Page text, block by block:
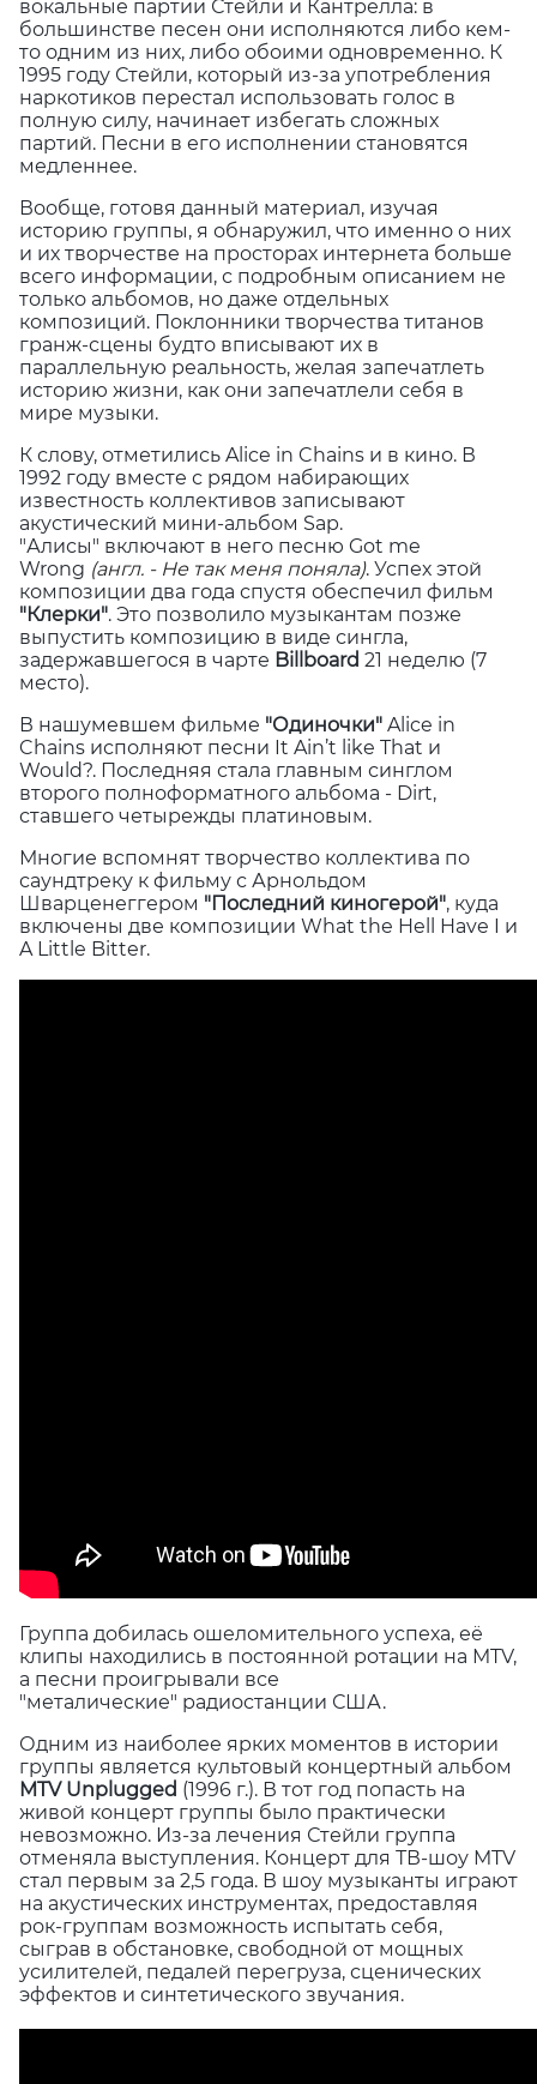
вокальные партии Стейли и Кантрелла: в
большинстве песен они исполняются либо кем-
то одним из них, либо обоими одновременно. К
1995 году Стейли, который из-за употребления
наркотиков перестал использовать голос в
полную силу, начинает избегать сложных
партий. Песни в его исполнении становятся
медленнее.
Вообще, готовя данный материал, изучая
историю группы, я обнаружил, что именно о них
и их творчестве на просторах интернета больше
всего информации, с подробным описанием не
только альбомов, но даже отдельных
композиций. Поклонники творчества титанов
гранж-сцены будто вписывают их в
параллельную реальность, желая запечатлеть
историю жизни, как они запечатлели себя в
мире музыки.
К слову, отметились Alice in Chains и в кино. В
1992 году вместе с рядом набирающих
известность коллективов записывают
акустический мини-альбом Sap.
"Алисы" включают в него песню Got me
Wrong (англ. - Не так меня поняла). Успех этой
композиции два года спустя обеспечил фильм
"Клерки". Это позволило музыкантам позже
выпустить композицию в виде сингла,
задержавшегося в чарте Billboard 21 неделю (7
место).
В нашумевшем фильме "Одиночки" Alice in
Chains исполняют песни It Ain’t like That и
Would?. Последняя стала главным синглом
второго полноформатного альбома - Dirt,
ставшего четырежды платиновым.
Многие вспомнят творчество коллектива по
саундтреку к фильму с Арнольдом
Шварценеггером "Последний киногерой", куда
включены две композиции What the Hell Have I и
A Little Bitter.
Группа добилась ошеломительного успеха, её
клипы находились в постоянной ротации на MTV,
а песни проигрывали все
"металические" радиостанции США.
Одним из наиболее ярких моментов в истории
группы является культовый концертный альбом
MTV Unplugged (1996 г.). В тот год попасть на
живой концерт группы было практически
невозможно. Из-за лечения Стейли группа
отменяла выступления. Концерт для ТВ-шоу MTV
стал первым за 2,5 года. В шоу музыканты играют
на акустических инструментах, предоставляя
рок-группам возможность испытать себя,
сыграв в обстановке, свободной от мощных
усилителей, педалей перегруза, сценических
эффектов и синтетического звучания.